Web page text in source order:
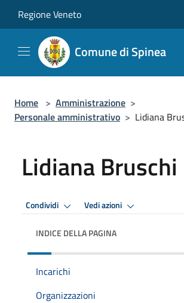
Regione Veneto
Comune di Spinea
Home > Amministrazione >
Personale amministrativo > Lidiana
Lidiana Bruschi
Condividi Vedi azioni
INDICE DELLA PAGINA
Incarichi
Organizzazioni